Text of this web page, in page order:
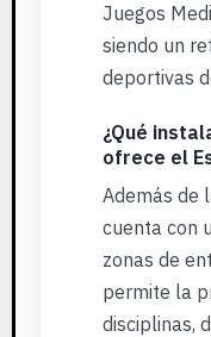
Juegos
siendo un
deportivas
¿Qué
ofrece el
Además de
cuenta con
zonas de
permite la
disciplinas,